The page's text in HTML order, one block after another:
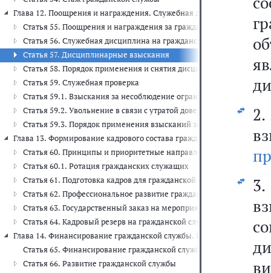
Глава 12. Поощрения и награждения. Служебная дисциплина на
Статья 55. Поощрения и награждения за гражданскую службу
Статья 56. Служебная дисциплина на гражданской службе
Статья 57. Дисциплинарные взыскания
Статья 58. Порядок применения и снятия дисциплинарного
Статья 59. Служебная проверка
Статья 59.1. Взыскания за несоблюдение ограничений и
Статья 59.2. Увольнение в связи с утратой доверия
Статья 59.3. Порядок применения взысканий за коррупционные
Глава 13. Формирование кадрового состава гражданской службы
Статья 60. Принципы и приоритетные направления
Статья 60.1. Ротация гражданских служащих
Статья 61. Подготовка кадров для гражданской службы
Статья 62. Профессиональное развитие гражданского служащего
Статья 63. Государственный заказ на мероприятия по
Статья 64. Кадровый резерв на гражданской службе
Глава 14. Финансирование гражданской службы. Развитие
Статья 65. Финансирование гражданской службы
Статья 66. Развитие гражданской службы